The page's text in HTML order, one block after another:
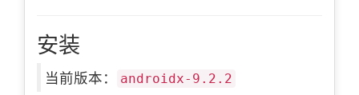
安装
当前版本： androidx-9.2.2